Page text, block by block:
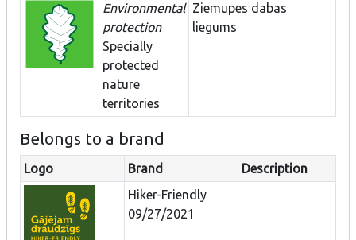
Environmental
protection
Specially
protected
nature
territories
Ziemupes dabas
liegums
Belongs to a brand
Logo Brand
Description
Hiker-Friendly
09/27/2021